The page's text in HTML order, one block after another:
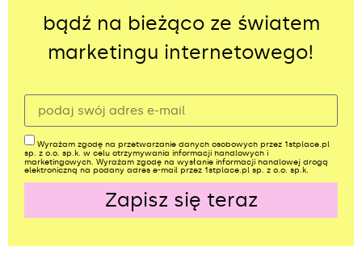
bądź na bieżąco ze światem
marketingu internetowego!
Wyrażam zgodę na przetwarzanie danych osobowych przez 1stplace.pl
sp. z o.o. sp.k. w celu otrzymywania informacji handlowych i
marketingowych. Wyrażam zgodę na wysłanie informacji handlowej drogą
elektroniczną na podany adres e-mail przez 1stplace.pl sp. z o.o. sp.k.
Zapisz się teraz